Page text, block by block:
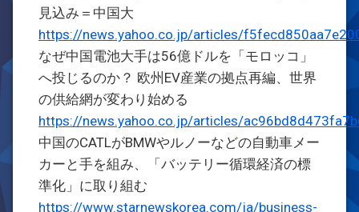
見込み＝中国大
https://news.yahoo.co.jp/articles/
なぜ中国電池大手は56億ドルを「モロッコ」
へ投じるのか？ 欧州EV産業の拠点再編、世界
の供給網が変わり始める
https://news.yahoo.co.jp/articles/
中国のCATLがBMWやルノーなどの自動車メー
カーと手を組み、「バッテリー循環経済の標
準化」に取り組む
https://www.starnewskorea.com/ja/business-